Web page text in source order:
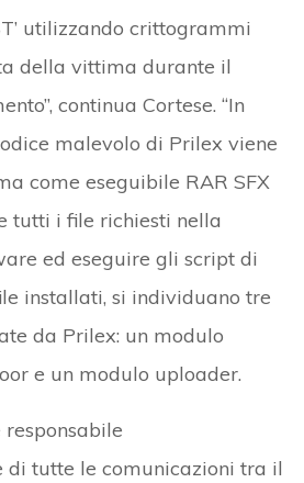
utilizzando crittogrammi
della vittima durante il
continua Cortese. “In
malevolo di Prilex viene
come eseguibile RAR SFX
tutti i file richiesti nella
ed eseguire gli script di
installati, si individuano tre
da Prilex: un modulo
e un modulo uploader.
di tutte le comunicazioni tra il